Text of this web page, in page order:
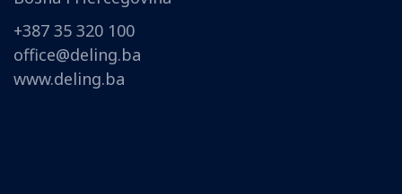
+387 35 320 100
office@deling.ba
www.deling.ba